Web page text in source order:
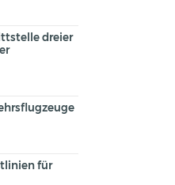
dreier
für